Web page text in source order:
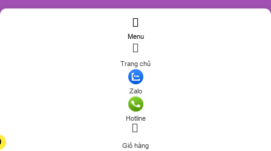
Menu
Trang chủ
Zalo
Hotline
Giỏ hàng